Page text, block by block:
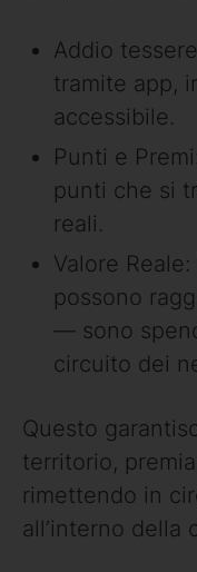
Addio
tramite app,
accessibile.
Punti e
punti che si
reali.
Valore
possono
— sono
circuito dei
Questo
territorio,
rimettendo in
all’interno della